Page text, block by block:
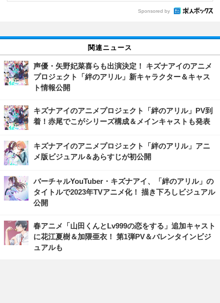
Sponsored by
関連ニュース
声優・矢野妃菜喜らも出演決定！ キズナアイのアニメ
プロジェクト「絆のアリル」新キャラクター＆キャス
ト情報公開
キズナアイのアニメプロジェクト「絆のアリル」PV到
着！赤尾でこがシリーズ構成＆メインキャストも発表
キズナアイのアニメプロジェクト「絆のアリル」アニ
メ版ビジュアル＆あらすじが初公開
バーチャルYouTuber・キズナアイ、「絆のアリル」の
タイトルで2023年TVアニメ化！ 描き下ろしビジュアル
公開
春アニメ「山田くんとLv999の恋をする」追加キャスト
に花江夏樹＆加隈亜衣！ 第1弾PV＆バレンタインビジ
ュアルも